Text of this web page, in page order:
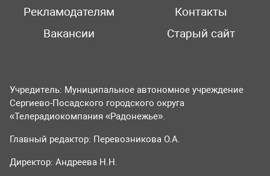
Рекламодателям
Контакты
Вакансии
Старый сайт
Учредитель: Муниципальное автономное учреждение
Сергиево-Посадского городского округа
«Телерадиокомпания «Радонежье».
Главный редактор: Перевозникова О.А.
Директор: Андреева Н.Н.